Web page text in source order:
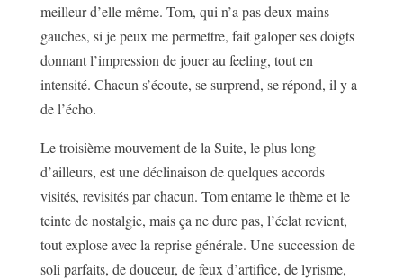
meilleur d’elle même. Tom, qui n’a pas deux mains
gauches, si je peux me permettre, fait galoper ses doigts
donnant l’impression de jouer au feeling, tout en
intensité. Chacun s’écoute, se surprend, se répond, il y a
de l’écho.
Le troisième mouvement de la Suite, le plus long
d’ailleurs, est une déclinaison de quelques accords
visités, revisités par chacun. Tom entame le thème et le
teinte de nostalgie, mais ça ne dure pas, l’éclat revient,
tout explose avec la reprise générale. Une succession de
soli parfaits, de douceur, de feux d’artifice, de lyrisme,